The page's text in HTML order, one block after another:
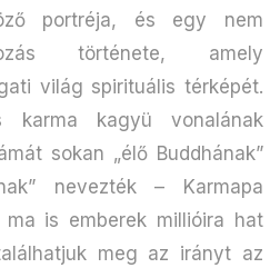
portréja, és egy nem
története, amely
világ spirituális térképét.
karma kagyü vonalának
sokan „élő Buddhának”
nevezték – Karmapa
is emberek millióira hat
meg az irányt az